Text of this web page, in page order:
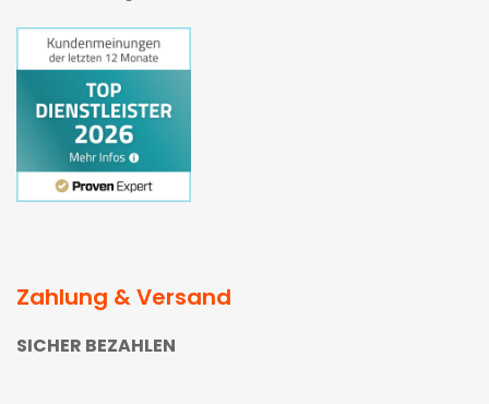
Zahlung & Versand
SICHER BEZAHLEN